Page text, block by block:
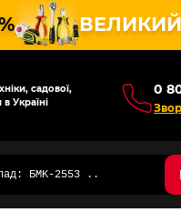
ВЕЛИКИЙ
садової,
в Україні
0